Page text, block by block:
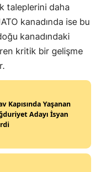
taleplerini daha
kanadında ise bu
kanadındaki
kritik bir gelişme
Kapısında Yaşanan
Adayı İsyan